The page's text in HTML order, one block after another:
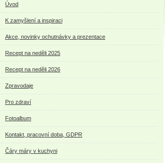
Úvod
K zamyšlení a inspiraci
Akce, novinky ochutnávky a prezentace
Recept na neděli 2025
Recept na neděli 2026
Zpravodaje
Pro zdraví
Fotoalbum
Kontakt, pracovní doba, GDPR
Čáry máry v kuchyni